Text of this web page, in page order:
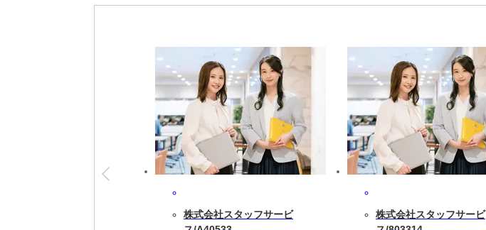
株式会社スタッフサービ
株式会社スタッフサービ